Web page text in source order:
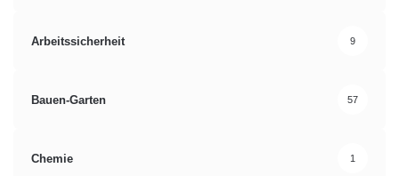
Arbeitssicherheit 9
Bauen-Garten 57
Chemie 1